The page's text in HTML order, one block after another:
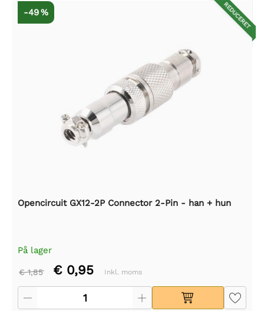
REDUCERET
-49 %
Opencircuit GX12-2P Connector 2-Pin - han + hun
På lager
€ 1,85 € 0,95 Inkl. moms